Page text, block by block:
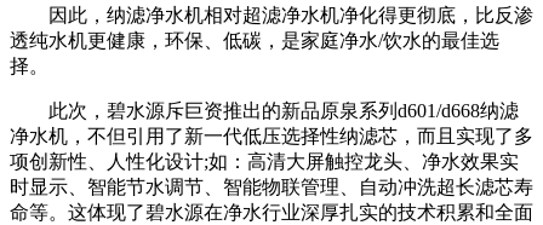
因此，纳滤净水机相对超滤净水机净化得更彻底，比反渗
透纯水机更健康，环保、低碳，是家庭净水/饮水的最佳选
择。
此次，碧水源斥巨资推出的新品原泉系列d601/d668纳滤
净水机，不但引用了新一代低压选择性纳滤芯，而且实现了多
项创新性、人性化设计;如：高清大屏触控龙头、净水效果实
时显示、智能节水调节、智能物联管理、自动冲洗超长滤芯寿
命等。这体现了碧水源在净水行业深厚扎实的技术积累和全面